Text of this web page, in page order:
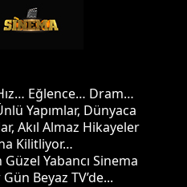
Eğlence… Dram…
Yapımlar, Dünyaca
Akıl Almaz Hikayeler
Kilitliyor…
Yabancı Sinema
Beyaz TV’de...